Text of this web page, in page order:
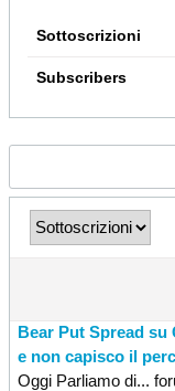
Sottoscrizioni
Subscribers
Bear Put Spread su
e non capisco il
Oggi Parliamo di...